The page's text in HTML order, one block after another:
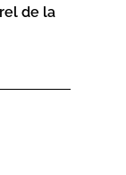
de la